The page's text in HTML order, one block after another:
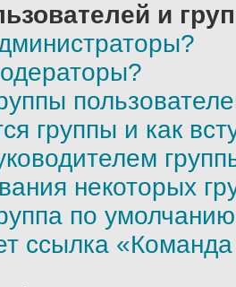
и
группы и как
некоторых
по
ссылка